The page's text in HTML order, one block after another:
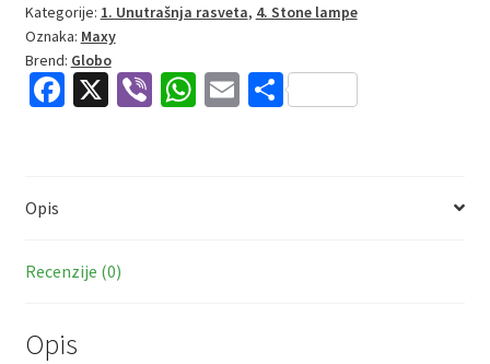
lampa
|
crna
Kategorije: 1. Unutrašnja rasveta, 4. Stone lampe
Oznaka: Maxy
Brend: Globo
Fa
k
X Vi W E S
Opis
Recenzije (0)
Opis